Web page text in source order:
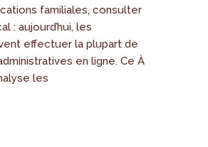
familiales, consulter
: aujourd’hui, les
effectuer la plupart de
en ligne. Ce À
les